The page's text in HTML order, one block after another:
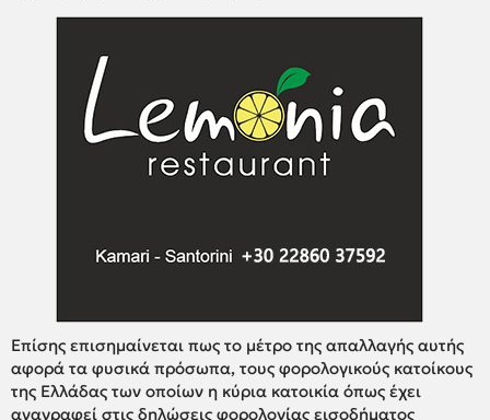
Επίσης επισημαίνεται πως το μέτρο της απαλλαγής αυτής
αφορά τα φυσικά πρόσωπα, τους φορολογικούς κατοίκους
της Ελλάδας των οποίων η κύρια κατοικία όπως έχει
αναγραφεί στις δηλώσεις φορολογίας εισοδήματος